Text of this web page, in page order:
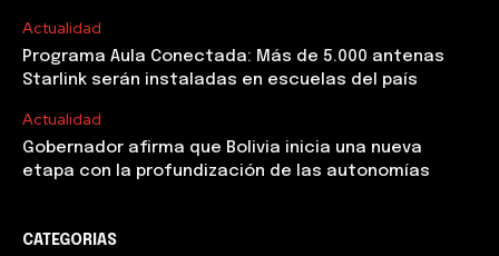
Actualidad
Programa Aula Conectada: Más de 5.000 antenas
Starlink serán instaladas en escuelas del país
Actualidad
Gobernador afirma que Bolivia inicia una nueva
etapa con la profundización de las autonomías
CATEGORIAS